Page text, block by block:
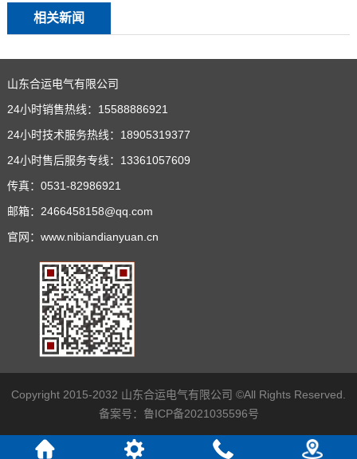
相关新闻
山东合运电气有限公司
24小时销售热线：15588886921
24小时技术服务热线：18905319377
24小时售后服务专线：13361057609
传真：0531-82986921
邮箱：2466458158@qq.com
官网：www.nibiandianyuan.cn
Copyright 2015-2032 山东合运电气有限公司 ©All Rights Reserved.
备案号： 鲁ICP备2021035596号